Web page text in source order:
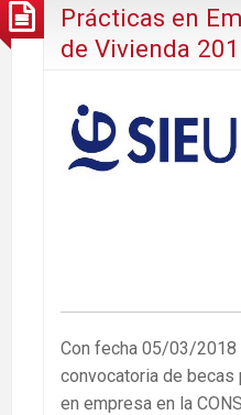
Prácticas en
de Vivienda
Con fecha 05/03/2018
convocatoria de becas
en empresa en la